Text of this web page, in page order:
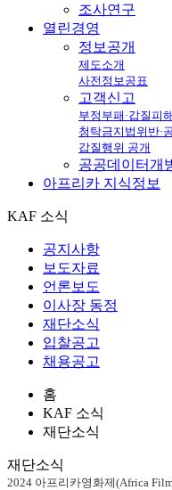
조사연구
열린경영
정보공개
제도소개
사전정보공표
고객신고
부정부패·갑질피
청탁금지법위반·
갑질행위 공개
공공데이터개
아프리카 지식정보
KAF 소식
공지사항
보도자료
언론보도
이사장 동정
재단소식
입찰공고
채용공고
홈
KAF 소식
재단소식
재단소식
2024 아프리카영화제(Africa